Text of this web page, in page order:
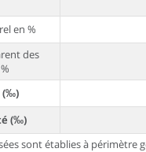
en %
des
(‰)
(‰)
sont établies à périmètre